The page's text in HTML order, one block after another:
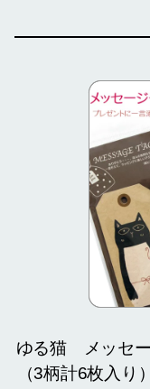
ゆる猫 メッセ
（3柄計6枚入り